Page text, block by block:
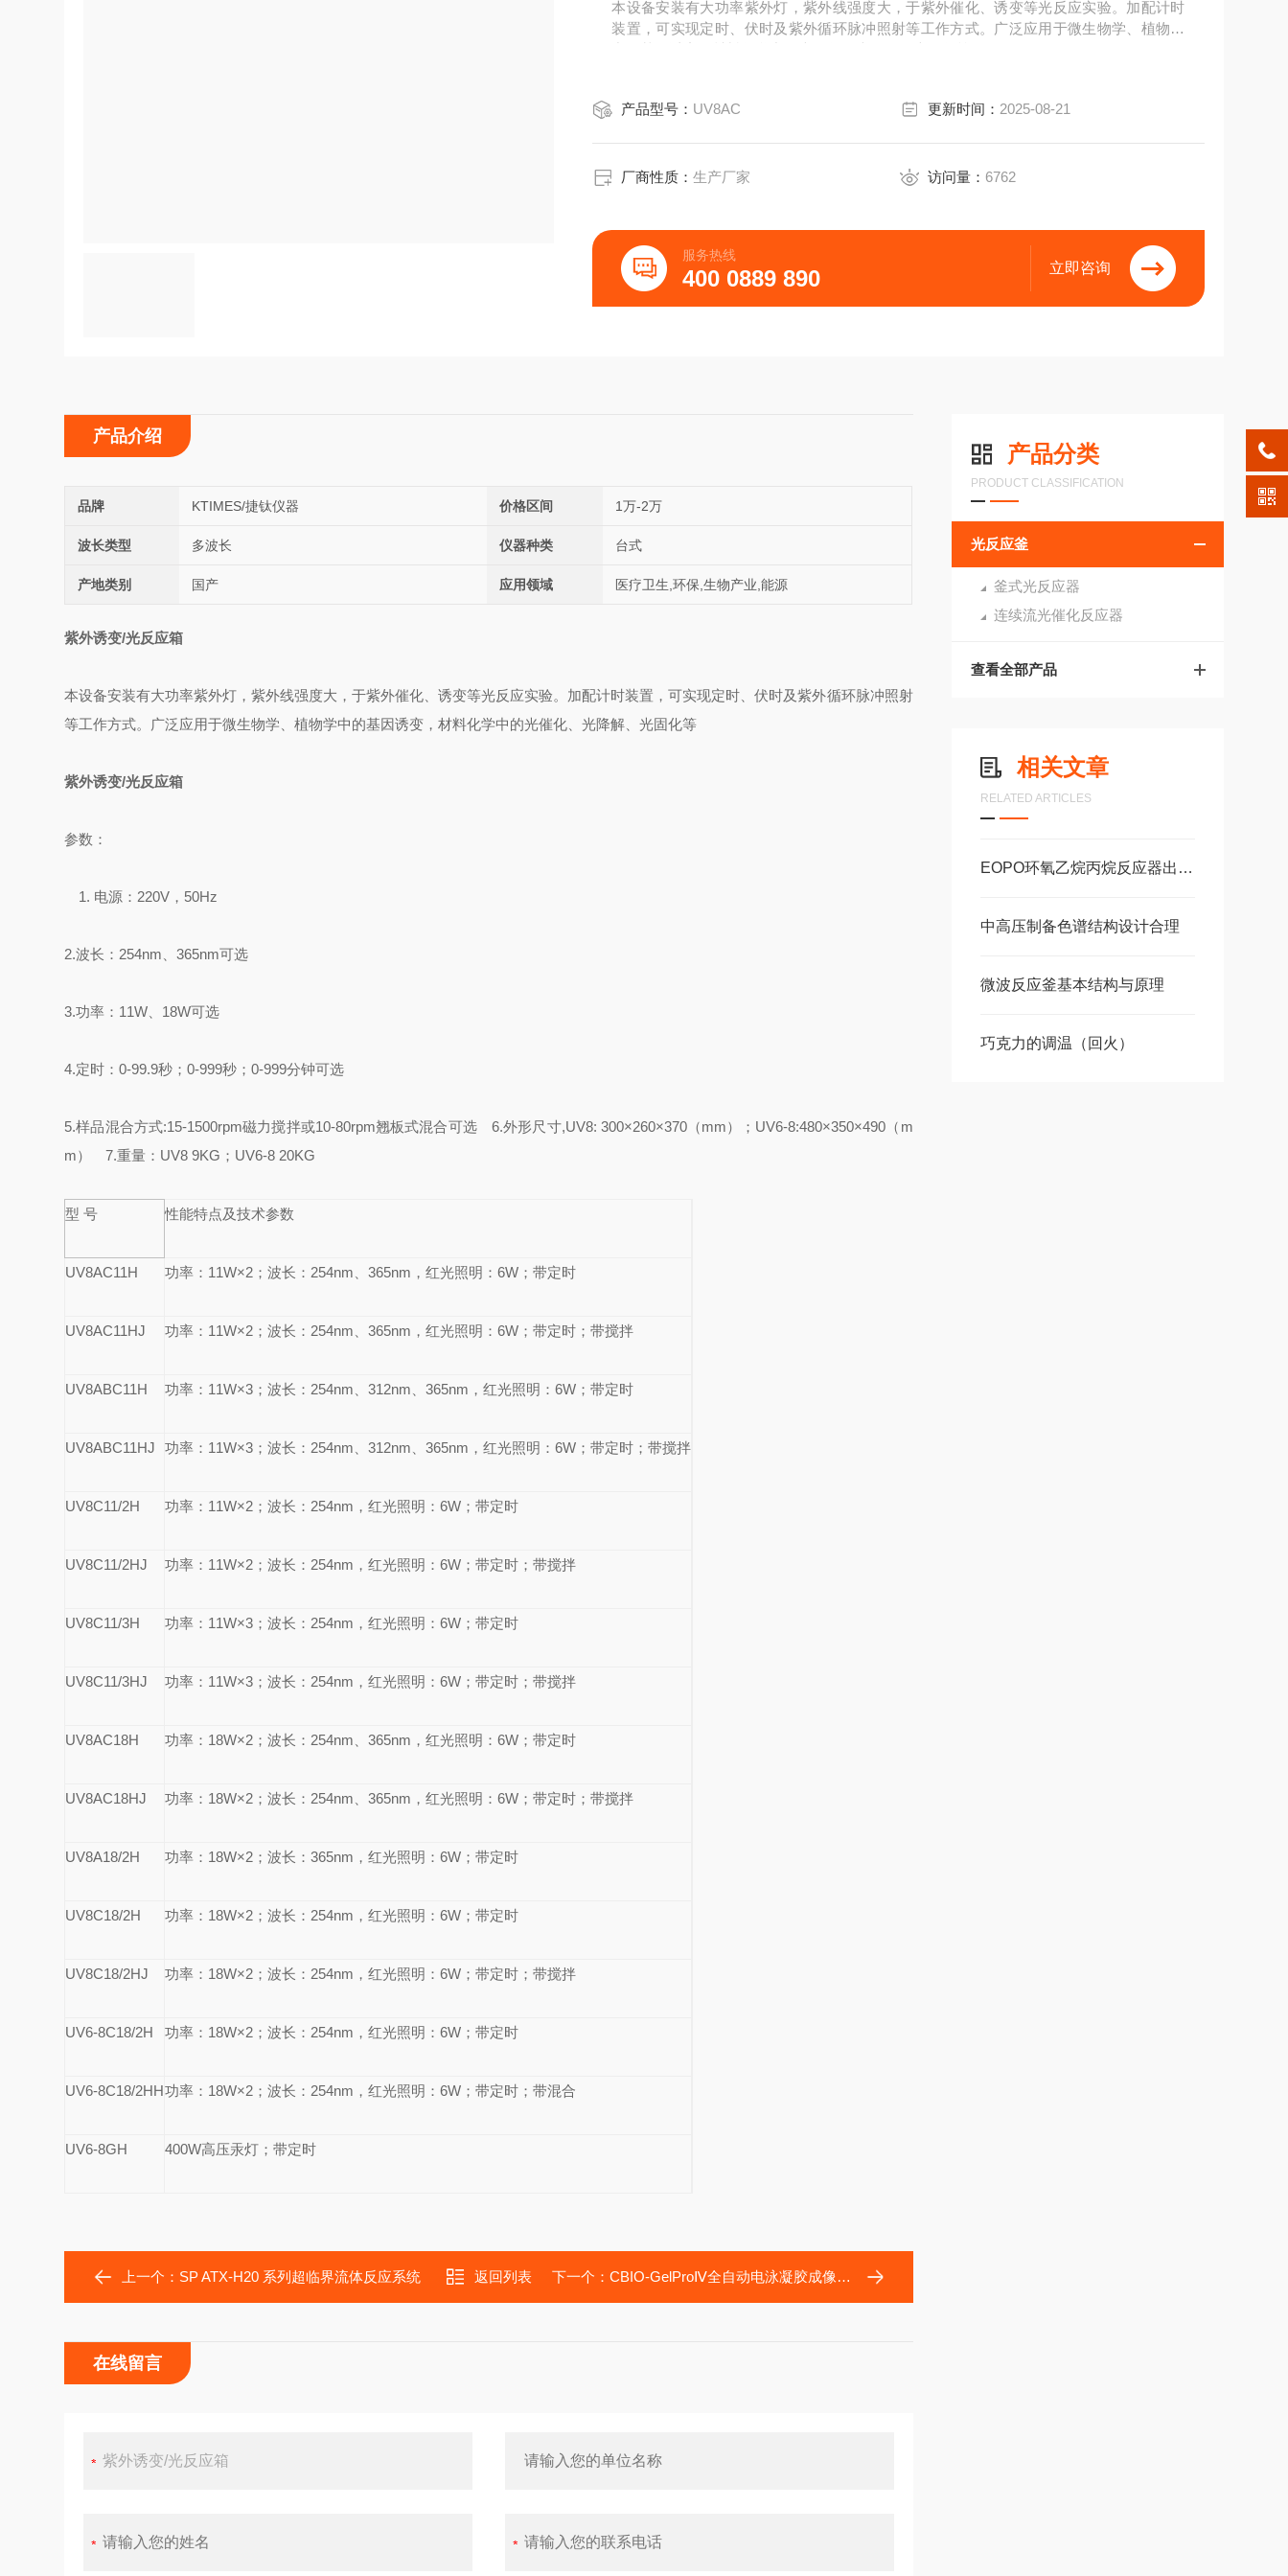
本设备安装有大功率紫外灯，紫外线强度大，于紫外催化、诱变等光反应实验。加配计时
装置，可实现定时、伏时及紫外循环脉冲照射等工作方式。广泛应用于微生物学、植物学
产品型号： UV8AC 更新时间： 2025-08-21
厂商性质：生产厂家 访问量： 6762
服务热线
400 0889 890 立即咨询
产品分类
PRODUCT CLASSIFICATION
光反应釜
釜式光反应器
连续流光催化反应器
查看全部产品
相关文章
RELATED ARTICLES
EOPO环氧乙烷丙烷反应器出现泡沫，这是怎么回事？
中高压制备色谱结构设计合理
微波反应釜基本结构与原理
巧克力的调温（回火）
产品介绍
品牌 KTIMES/捷钛仪器 价格区间 1万-2万
波长类型 多波长 仪器种类 台式
产地类别 国产 应用领域 医疗卫生,环保,生物产业,能源
紫外诱变/光反应箱
本设备安装有大功率紫外灯，紫外线强度大，于紫外催化、诱变等光反应实验。加配计时装置，可实现定时、伏时及紫外循环脉冲照射
等工作方式。广泛应用于微生物学、植物学中的基因诱变，材料化学中的光催化、光降解、光固化等
紫外诱变/光反应箱
参数：
1. 电源：220V，50Hz
2.波长：254nm、365nm可选
3.功率：11W、18W可选
4.定时：0-99.9秒；0-999秒；0-999分钟可选
5.样品混合方式:15-1500rpm磁力搅拌或10-80rpm翘板式混合可选6.外形尺寸,UV8: 300×260×370（mm）；UV6-8:480×350×490（m
m）
7.重量：UV8 9KG；UV6-8 20KG
型 号 性能特点及技术参数
UV8AC11H 功率：11W×2；波长： 254nm 、365nm，红光照明：6W；带定时
UV8AC11HJ 功率：11W×2；波长： 254nm 、365nm，红光照明：6W；带定时；带搅拌
UV8ABC11H 功率：11W×3；波长： 254nm 、312nm、365nm，红光照明：6W；带定时
UV8ABC11HJ 功率：11W×3；波长： 254nm 、312nm、365nm，红光照明：6W；带定时；带搅拌
UV8C11/2H 功率：11W×2；波长： 254nm ，红光照明：6W；带定时
UV8C11/2HJ 功率：11W×2；波长： 254nm ，红光照明：6W；带定时；带搅拌
UV8C11/3H 功率：11W×3；波长： 254nm ，红光照明：6W；带定时
UV8C11/3HJ 功率：11W×3；波长： 254nm ，红光照明：6W；带定时；带搅拌
UV8AC18H 功率：18W×2；波长： 254nm 、365nm，红光照明：6W；带定时
UV8AC18HJ 功率：18W×2；波长： 254nm 、365nm，红光照明：6W；带定时；带搅拌
UV8A18/2H 功率：18W×2；波长：365nm ，红光照明：6W；带定时
UV8C18/2H 功率：18W×2；波长： 254nm ，红光照明：6W；带定时
UV8C18/2HJ 功率：18W×2；波长： 254nm ，红光照明：6W；带定时；带搅拌
UV6-8C18/2H 功率：18W×2；波长： 254nm ，红光照明：6W；带定时
UV6-8C18/2HH功率：18W×2；波长： 254nm ，红光照明：6W；带定时；带混合
UV6-8GH 400W高压汞灯；带定时
上一个： SP ATX-H20 系列超临界流体反应系统 返回列表 下一个： CBIO-GelProⅣ全自动电泳凝胶成像分析仪
在线留言